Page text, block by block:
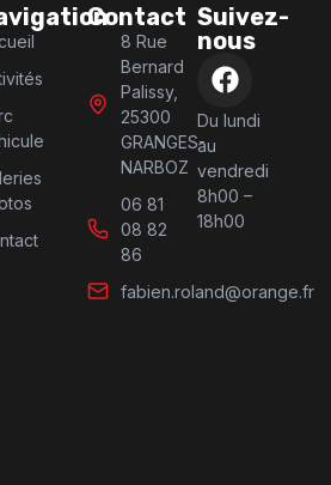
Contact
8 Rue
Bernard
Palissy,
25300
GRANGES-
NARBOZ
06 81
08 82
86
fabien.roland@orange.fr
Suivez-
nous
Du lundi
au
vendredi
8h00 –
18h00